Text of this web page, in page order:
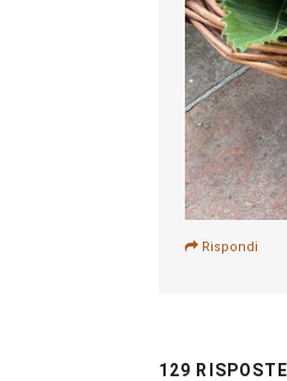
Rispondi
129 RISPOSTE